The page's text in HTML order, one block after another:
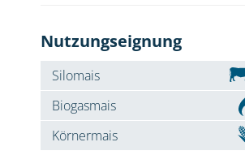
Nutzungseignung
Silomais
Biogasmais
Körnermais